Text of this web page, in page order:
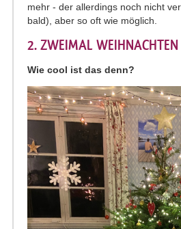
mehr - der allerdings noch nicht
bald), aber so oft wie möglich.
2. ZWEIMAL WEIHNACHTEN
Wie cool ist das denn?